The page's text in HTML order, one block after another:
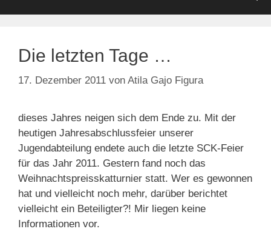
Die letzten Tage …
17. Dezember 2011 von Atila Gajo Figura
dieses Jahres neigen sich dem Ende zu. Mit der
heutigen Jahresabschlussfeier unserer
Jugendabteilung endete auch die letzte SCK-Feier
für das Jahr 2011. Gestern fand noch das
Weihnachtspreisskatturnier statt. Wer es gewonnen
hat und vielleicht noch mehr, darüber berichtet
vielleicht ein Beteiligter?! Mir liegen keine
Informationen vor.